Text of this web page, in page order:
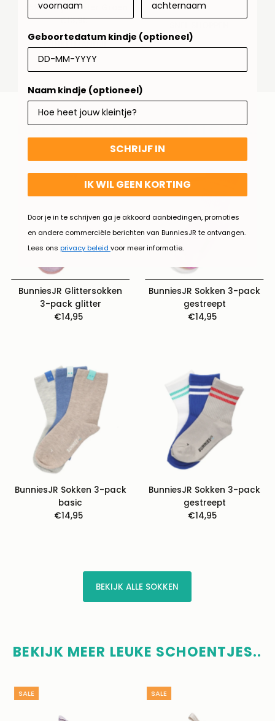
759 Voetjesmeter Groen
Normale
prijs
€13,95
TOEVOEGEN AAN
Normale
prijs
€4,95
LEUKE SOKKEN OM TE MATCHEN..
BunniesJR Glittersokken
3-pack glitter
Normale
€14,95
BunniesJR Sokken 3-pack
gestreept
Normale
€14,95
BunniesJR Sokken 3-pack
basic
Normale
€14,95
BunniesJR Sokken 3-pack
gestreept
Normale
€14,95
BEKIJK ALLE SOKKEN
BEKIJK MEER LEUKE SCHOENTJES..
SALE SALE
Geboortedatum kindje (optioneel)
Naam kindje (optioneel)
SCHRIJF IN
IK WIL GEEN KORTING
Door je in te schrijven ga je akkoord aanbiedingen, promoties
en andere commerciële berichten van BunniesJR te ontvangen.
Lees ons privacy beleid voor meer informatie.